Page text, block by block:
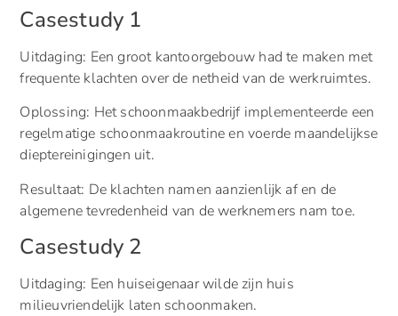
Casestudy 1
Uitdaging: Een groot kantoorgebouw had te maken met
frequente klachten over de netheid van de werkruimtes.
Oplossing: Het schoonmaakbedrijf implementeerde een
regelmatige schoonmaakroutine en voerde maandelijkse
dieptereinigingen uit.
Resultaat: De klachten namen aanzienlijk af en de
algemene tevredenheid van de werknemers nam toe.
Casestudy 2
Uitdaging: Een huiseigenaar wilde zijn huis
milieuvriendelijk laten schoonmaken.